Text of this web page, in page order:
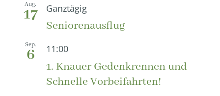
Aug.
17 Ganztägig
Seniorenausflug
Sep.
6 11:00
1. Knauer Gedenkrennen und
Schnelle Vorbeifahrten!